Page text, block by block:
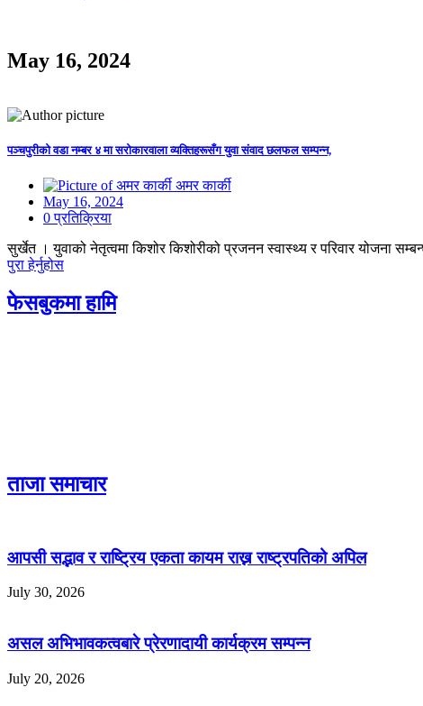
May 16, 2024
पञ्चपुरीको वडा नम्बर ४ मा सरोकारवाला व्यक्तिहरूसँग युवा संवाद छलफल सम्पन्न,
अमर कार्की
May 16, 2024
0 प्रतिक्रिया
सुर्खेत । युवाको नेतृत्वमा किशोर किशोरीको प्रजनन स्वास्थ्य र परिवार योजना
पुरा हेर्नुहोस
फेसबुकमा हामि
ताजा समाचार
आपसी सद्भाव र राष्ट्रिय एकता कायम राख्न राष्ट्रपतिको अपिल
July 30, 2026
असल अभिभावकत्वबारे प्रेरणादायी कार्यक्रम सम्पन्न
July 20, 2026